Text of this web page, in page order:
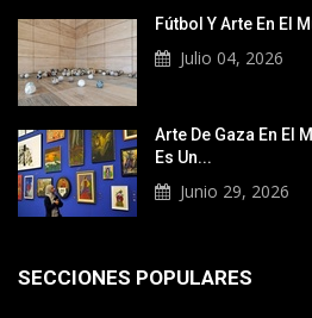
Fútbol Y Arte En El
Julio 04, 2026
Arte De Gaza En El
Es Un...
Junio 29, 2026
SECCIONES POPULARES